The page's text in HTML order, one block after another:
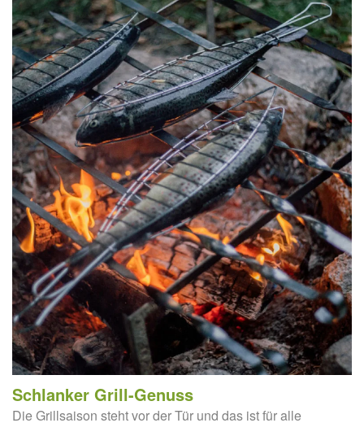
Schlanker Grill-Genuss
Die Grillsaison steht vor der Tür und das ist für alle